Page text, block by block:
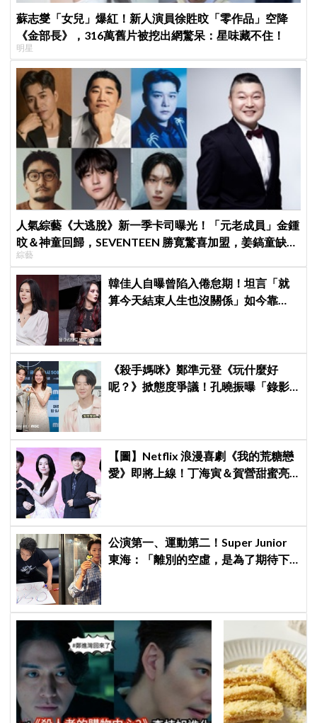
蘇志燮「女兒」爆紅！新人演員徐貹旼「零作品」空降
《金部長》，316萬舊片被挖出網驚呆：星味藏不住！
明星
人氣綜藝《大逃脫》新一季卡司曝光！「元老成員」金鍾
旼＆神童回歸，SEVENTEEN 勝寛驚喜加盟，姜鎬童缺席
成最大焦點
綜藝
韓佳人自曝曾陷入倦怠期！坦言「就
算今天結束人生也沒關係」如今靠
《殺手媽咪》鄭準元登《玩什麼好
呢？》掀態度爭議！孔曉振曝「錄影
【圖】Netflix 浪漫喜劇《我的荒糖戀
愛》即將上線！丁海寅＆賀營甜蜜亮
公演第一、運動第二！Super Junior
東海：「離別的空虛，是為了期待下